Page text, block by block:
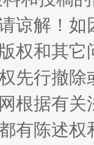
谅解！
权和其它
先行撤
根据有
有陈述